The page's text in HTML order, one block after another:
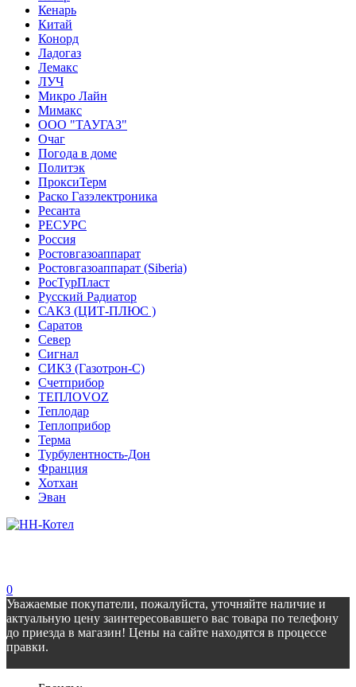
Кенарь
Китай
Конорд
Ладогаз
Лемакс
ЛУЧ
Микро Лайн
Мимакс
ООО "ТАУГАЗ"
Очаг
Погода в доме
Политэк
ПроксиТерм
Раско Газэлектроника
Ресанта
РЕСУРС
Россия
Ростовгазоаппарат
Ростовгазоаппарат (Siberia)
РосТурПласт
Русский Радиатор
САКЗ (ЦИТ-ПЛЮС )
Саратов
Север
Сигнал
СИКЗ (Газотрон-С)
Счетприбор
ТЕПЛОVOZ
Теплодар
Теплоприбор
Терма
Турбулентность-Дон
Франция
Хотхан
Эван
0
Уважаемые покупатели, пожалуйста, уточняйте наличие и
актуальную цену заинтересовавшего вас товара по телефону
до приезда в магазин! Цены на сайте находятся в процессе
правки.